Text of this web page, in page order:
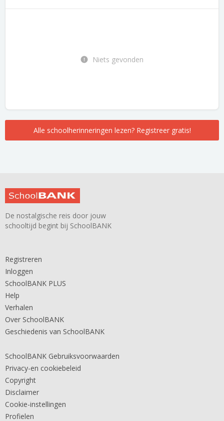
Niets gevonden
Alle schoolherinneringen lezen? Registreer gratis!
De nostalgische reis door jouw
schooltijd begint bij SchoolBANK
Registreren
Inloggen
SchoolBANK PLUS
Help
Verhalen
Over SchoolBANK
Geschiedenis van SchoolBANK
SchoolBANK Gebruiksvoorwaarden
Privacy-en cookiebeleid
Copyright
Disclaimer
Cookie-instellingen
Profielen